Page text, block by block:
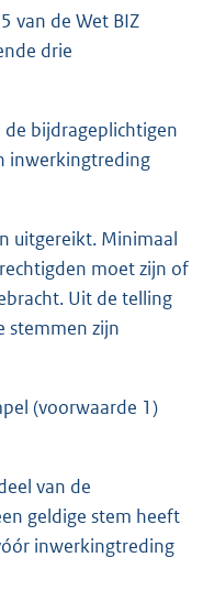
van de Wet BIZ
drie
bijdrageplichtigen
inwerkingtreding
uitgereikt. Minimaal
moet zijn of
Uit de telling
stemmen zijn
(voorwaarde 1)
van de
geldige stem heeft
inwerkingtreding